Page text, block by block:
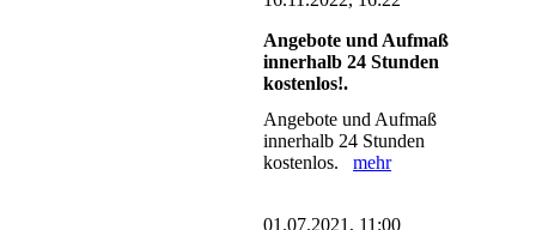
Angebote und Aufmaß
innerhalb 24 Stunden
kostenlos!.
Angebote und Aufmaß
innerhalb 24 Stunden
kostenlos.mehr
01.07.2021, 11:00